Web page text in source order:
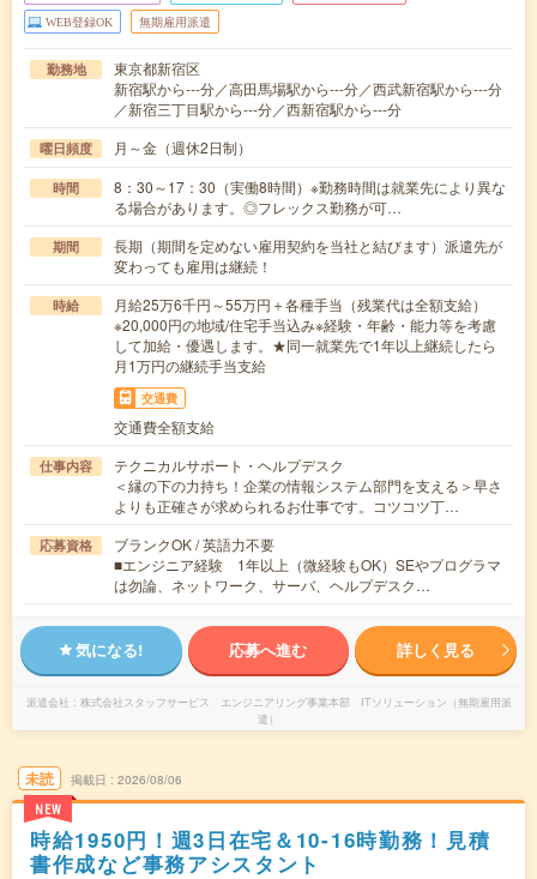
WEB登録OK 無期雇用派遣
勤務地
東京都新宿区
新宿駅から---分／高田馬場駅から---分／西武新宿駅から---分
／新宿三丁目駅から---分／西新宿駅から---分
曜日頻度 月～金（週休2日制）
時間
8：30～17：30（実働8時間）※勤務時間は就業先により異な
る場合があります。◎フレックス勤務が可…
期間
長期（期間を定めない雇用契約を当社と結びます）派遣先が
変わっても雇用は継続！
時給
月給25万6千円～55万円＋各種手当（残業代は全額支給）
※20,000円の地域/住宅手当込み※経験・年齢・能力等を考慮
して加給・優遇します。★同一就業先で1年以上継続したら
月1万円の継続手当支給
交通費
交通費全額支給
仕事内容
テクニカルサポート・ヘルプデスク
＜縁の下の力持ち！企業の情報システム部門を支える＞早さ
よりも正確さが求められるお仕事です。コツコツ丁…
応募資格
ブランクOK / 英語力不要
■エンジニア経験 1年以上（微経験もOK）SEやプログラマ
は勿論、ネットワーク、サーバ、ヘルプデスク…
気になる! 応募へ進む 詳しく見る
派遣会社
株式会社スタッフサービス エンジニアリング事業本部 ITソリューション（無期雇用派
遣）
未読
NEW
掲載日 2026/08/06
時給1950円！週3日在宅＆10-16時勤務！見積
書作成など事務アシスタント